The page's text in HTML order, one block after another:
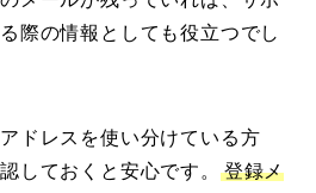
際の情報としても役立つでし
ドレスを使い分けている方
しておくと安心です。
登録メ